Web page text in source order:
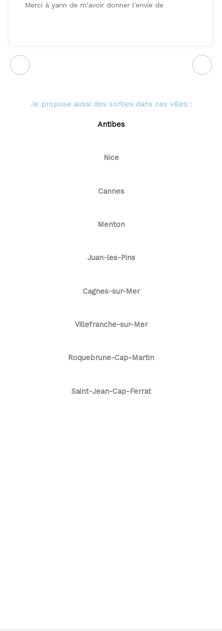
Merci à yann de m'avoir donner l'envie de
Je propose aussi des sorties dans ces villes :
Antibes
Nice
Cannes
Menton
Juan-les-Pins
Cagnes-sur-Mer
Villefranche-sur-Mer
Roquebrune-Cap-Martin
Saint-Jean-Cap-Ferrat